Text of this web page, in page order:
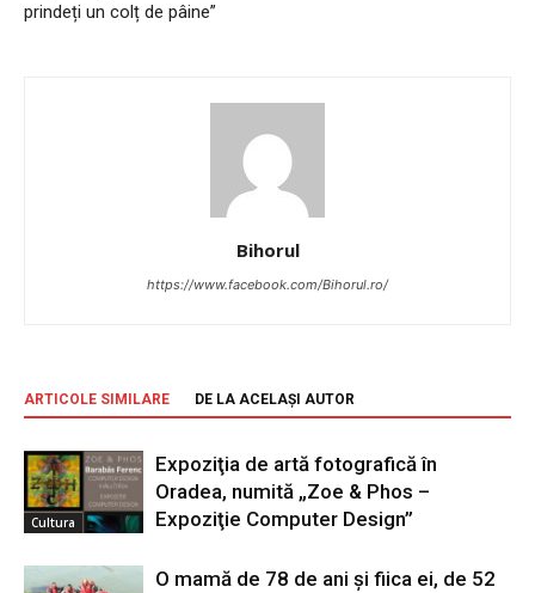
prindeți un colț de pâine”
Bihorul
https://www.facebook.com/Bihorul.ro/
ARTICOLE SIMILARE DE LA ACELAȘI AUTOR
Cultura
Expoziţia de artă fotografică în
Oradea, numită „Zoe & Phos –
Expoziţie Computer Design”
O mamă de 78 de ani și fiica ei, de 52